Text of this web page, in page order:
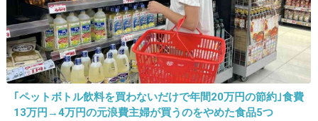
10. 匿名2018/01/08(月) 09:33:17
三冠王が母親ってヤバくないw
+909
｢ペットボトル飲料を買わないだけで年間20万円の節約｣食費
13万円→4万円の元浪費主婦が買うのをやめた食品5つ